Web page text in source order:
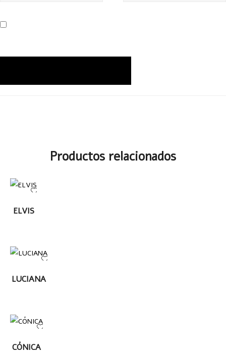
Productos relacionados
MÁS
ELVIS
LEER MÁS
LUCIANA
MÁS
CÓNICA